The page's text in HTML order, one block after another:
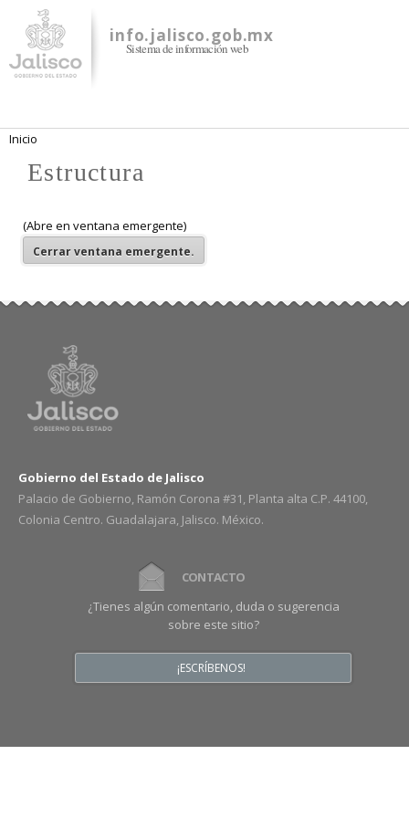
contenido
principal
info.jalisco.gob.mx
Sistema de información web
Se encuentra usted aquí
Inicio
Estructura
(Abre en ventana emergente)
Cerrarventana emergente.
Gobierno del Estado de Jalisco
Palacio de Gobierno, Ramón Corona #31, Planta alta C.P. 44100,
Colonia Centro. Guadalajara, Jalisco. México.
CONTACTO
¿Tienes algún comentario, duda o sugerencia
sobre este sitio?
¡ESCRÍBENOS!